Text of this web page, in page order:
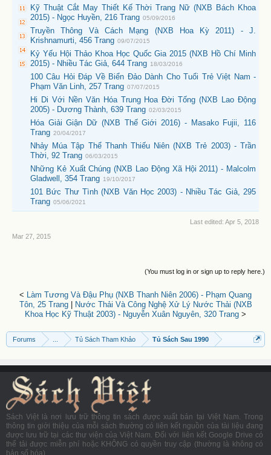
Kỹ Thuật Cắt May Thiết Kế Thời Trang Nữ (NXB Bách Khoa
2015) - Ngọc Huyền, 216 Trang 05/09/2016
Truyền Thông Và Cách Mạng (NXB Hoa Kỳ 2011) - J.
Krishnamurti, 456 Trang 09/07/2015
Kỷ Yếu Hội Thảo Khoa Học Quốc Gia 2015 (NXB Hồ Chí Minh
2015) - Nhiều Tác Giả, 644 Trang 18/03/2016
100 Câu Hỏi Đáp Về Biển Đảo Dành Cho Tuổi Trẻ Việt Nam -
Phạm Văn Linh, 257 Trang 07/07/2015
Hi Di Với Nền Văn Hóa Trung Hoa Đời Tống (NXB Lao Động
2005) - Dương Thành, 639 Trang 02/03/2015
Hóa Giải Giận Dữ (NXB Thế Giới 2016) - Masako Fujii, 116
Trang 20/04/2017
Nhảy Múa Tập Thể Thanh Thiếu Niên (NXB Trẻ 2003) - Trần
Thời, 92 Trang 06/03/2015
Những Kẻ Xuất Chúng (NXB Lao Động Xã Hội 2011) - Malcolm
Gladwell, 354 Trang 19/10/2017
101 Bức Thư Tình (NXB Văn Học 2003) - Nhiều Tác Giả, 295
Trang 05/06/2021
Last edited: Apr 5, 2018
Mar 27, 2015
(You must log in or sign up to reply here.)
< Làm Tương Và Đậu Phụ (NXB Thanh Niên 2006) - Phạm Quang
Tôn, 25 Trang|
Nước Thải Và Công Nghệ Xử Lý Nước Thải (NXB
Khoa Học Kỹ Thuật 2003) - Nguyễn Xuân Nguyên, 320 Trang >
Forums Tủ Sách Tham Khảo Tủ Sách Sau 1990
Sách Việt là nơi lưu trữ thông tin sách được xuất bản tại Việt Nam. Trong
thông tin giới thiệu của mỗi sách thường có liên kết nguồn của tài liệu đang
được lưu trữ tại các thư viện của Việt Nam. Đối với liên kết Google Drive có
thể tải được miễn phí hoặc KHÔNG có quyền truy cập (thường là không có